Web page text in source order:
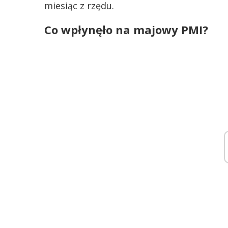
miesiąc z rzędu.
Co wpłynęło na majowy PMI?